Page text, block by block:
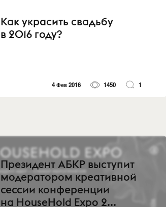
Как украсить свадьбу
в 2016 году?
4 Фев 2016 1450 1
Президент АБКР выступит
модератором креативной
сессии конференции
на HouseHold Expo 2...